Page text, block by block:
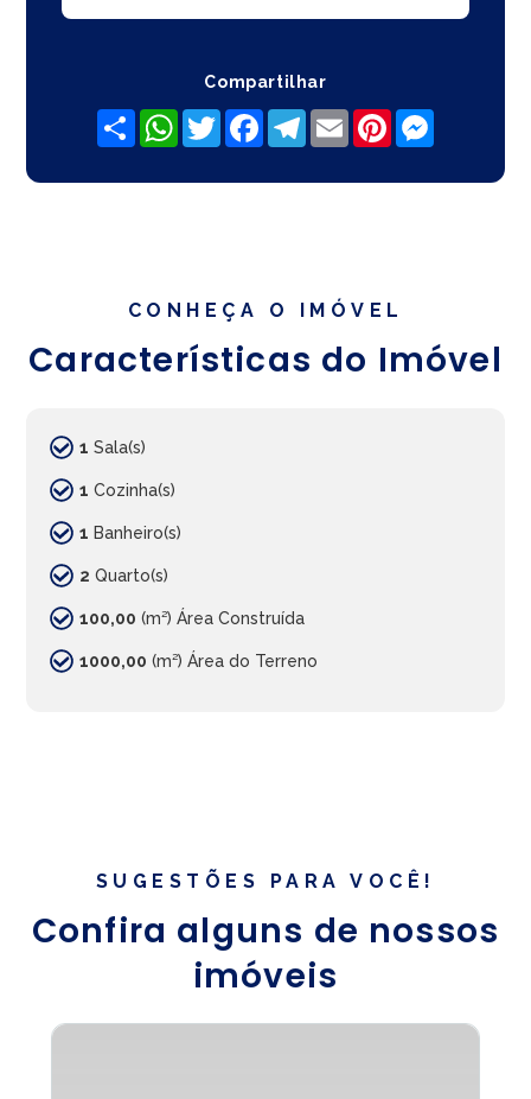
Compartilhar
Share WhatsApp
TwitterFacebookTelegram
Email Pinterest
CONHEÇA O IMÓVEL
Características do Imóvel
1 Sala(s)
1 Cozinha(s)
1 Banheiro(s)
2 Quarto(s)
100,00 (m²) Área Construída
1000,00 (m²) Área do Terreno
SUGESTÕES PARA VOCÊ!
Confira alguns de nossos
imóveis